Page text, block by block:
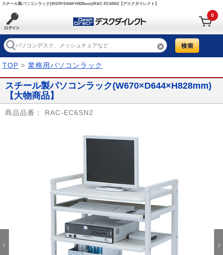
スチール製パソコンラック(W670×D644×H828mm)/RAC-EC6SN2【デスクダイレクト】
0
TOP > 業務用パソコンラック
スチール製パソコンラック(W670×D644×H828mm)
【大物商品】
商品品番： RAC-EC6SN2